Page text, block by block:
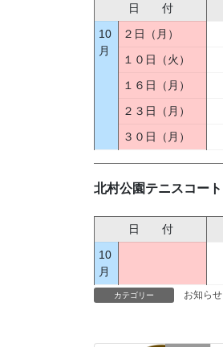
日 付
10
月
２日（月）
１０日（火）
１６日（月）
２３日（月）
３０日（月）
北村公園テニスコート
日 付
10
月
カテゴリー お知らせ